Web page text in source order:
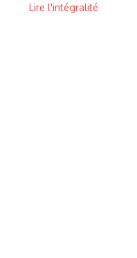
Lire l'intégralité